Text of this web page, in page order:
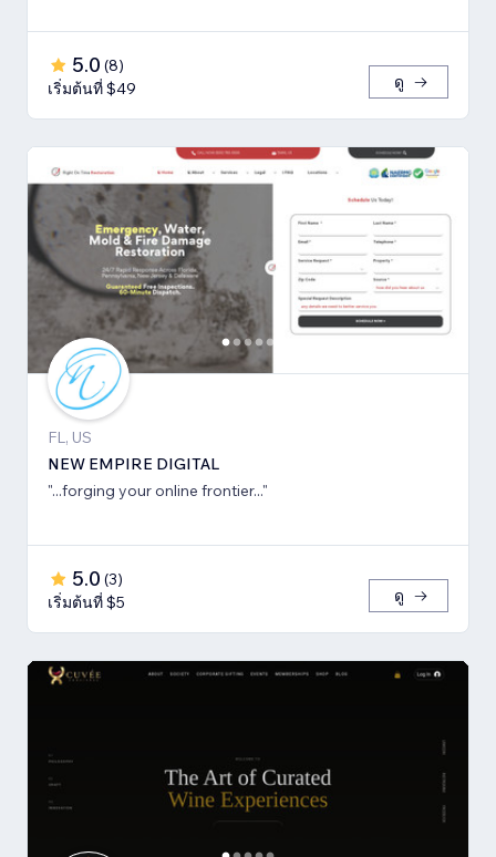
5.0 (8)
เริ่มต้นที่ $49
ดู
FL, US
NEW EMPIRE DIGITAL
"...forging your online frontier..."
5.0 (3)
เริ่มต้นที่ $5
ดู